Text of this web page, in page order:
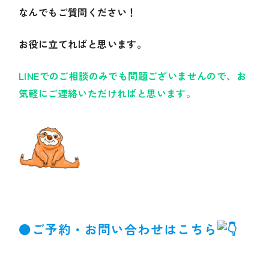
なんでもご質問ください！
お役に立てればと思います。
LINEでのご相談のみでも問題ございませんので、お
気軽にご連絡いただければと思います。
●ご予約・お問い合わせはこちら